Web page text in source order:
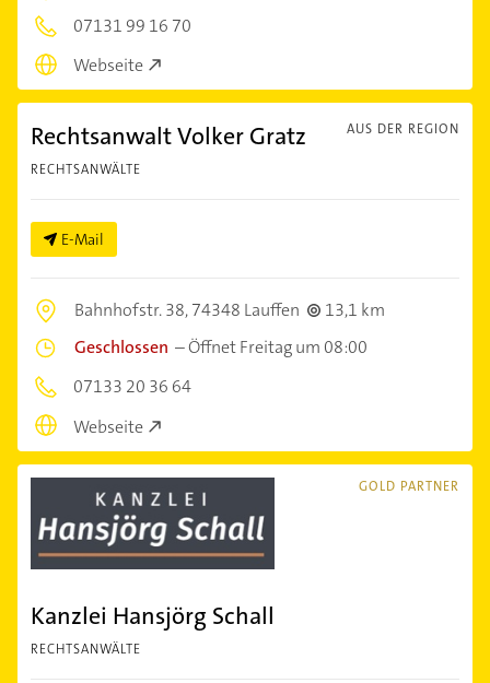
07131 99 16 70
Webseite
AUS DER REGION
Rechtsanwalt Volker Gratz
RECHTSANWÄLTE
E-Mail
Bahnhofstr. 38,74348 Lauffen
13,1 km
Geschlossen –Öffnet Freitag um 08:00
07133 20 36 64
Webseite
GOLD PARTNER
Kanzlei Hansjörg Schall
RECHTSANWÄLTE